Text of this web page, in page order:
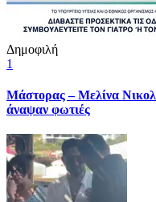
Δημοφιλή
1
Μάστορας – Μελίνα
άναψαν φωτιές